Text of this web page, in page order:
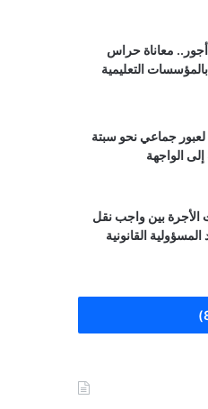
أجور.. معاناة حراس
التعليمية
جماعي نحو سبتة
الواجهة
الأجرة بين واجب نقل
القانونية